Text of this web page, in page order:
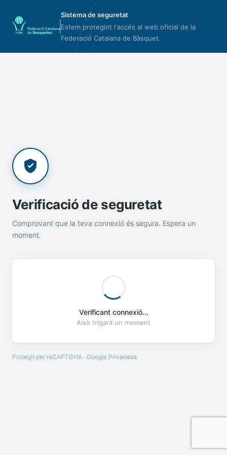
Sistema de seguretat
Estem protegint l'accés al web oficial de la
Federació Catalana de Bàsquet.
Verificació de seguretat
Comprovant que la teva connexió és segura. Espera un
moment.
Verificant connexió...
Això trigarà un moment
Protegit per reCAPTCHA · Google Privadesa